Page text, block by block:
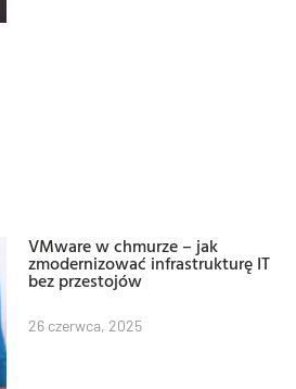
VMware w chmurze – jak
zmodernizować infrastrukturę IT
bez przestojów
26 czerwca, 2025